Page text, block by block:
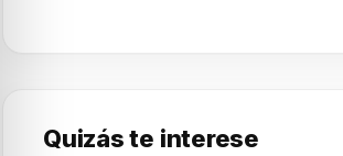
Quizás te interese